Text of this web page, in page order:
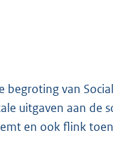
t
e
:
van
uitgaven aan de
en ook flink